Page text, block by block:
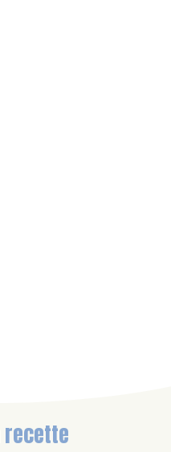
recette